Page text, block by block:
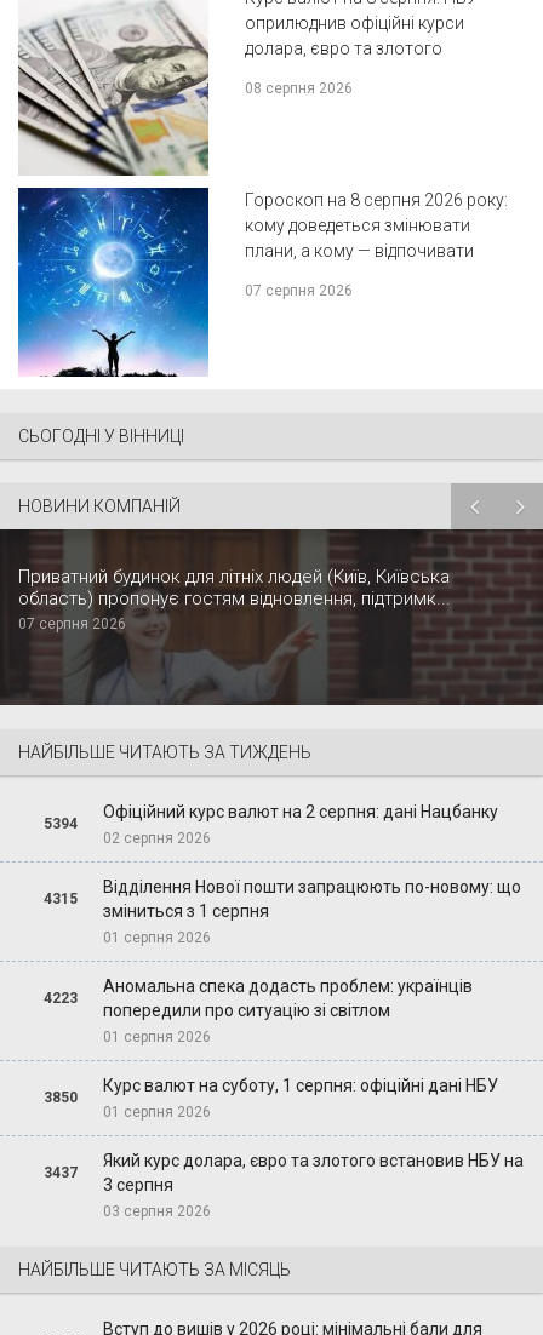
оприлюднив офіційні курси
долара, євро та злотого
08 серпня 2026
Гороскоп на 8 серпня 2026 року:
кому доведеться змінювати
плани, а кому — відпочивати
07 серпня 2026
СЬОГОДНІ У ВІННИЦІ
НОВИНИ КОМПАНІЙ
Приватний будинок для літніх людей (Київ, Київська
область) пропонує гостям відновлення, підтримк...
07 серпня 2026
НАЙБІЛЬШЕ ЧИТАЮТЬ ЗА ТИЖДЕНЬ
5394
Офіційний курс валют на 2 серпня: дані Нацбанку
02 серпня 2026
4315
Відділення Нової пошти запрацюють по-новому: що
зміниться з 1 серпня
01 серпня 2026
4223
Аномальна спека додасть проблем: українців
попередили про ситуацію зі світлом
01 серпня 2026
3850
Курс валют на суботу, 1 серпня: офіційні дані НБУ
01 серпня 2026
3437
Який курс долара, євро та злотого встановив НБУ на
3 серпня
03 серпня 2026
НАЙБІЛЬШЕ ЧИТАЮТЬ ЗА МІСЯЦЬ
Вступ до вишів у 2026 році: мінімальні бали для